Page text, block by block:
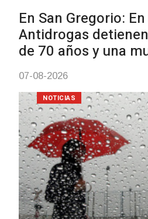
con dos
03-08-2026